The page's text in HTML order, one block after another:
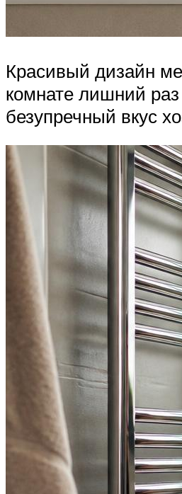
Красивый дизайн
комнате лишний раз
безупречный вкус